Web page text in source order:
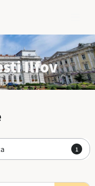
Ilfov
1